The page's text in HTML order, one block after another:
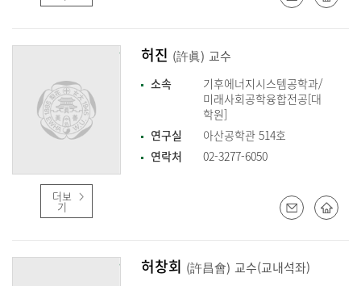
더보
기
허진 (許眞) 교수
소속
기후에너지시스템공학과/
미래사회공학융합전공[대
학원]
연구실
아산공학관 514호
연락처
02-3277-6050
허창회 (許昌會) 교수(교내석좌)